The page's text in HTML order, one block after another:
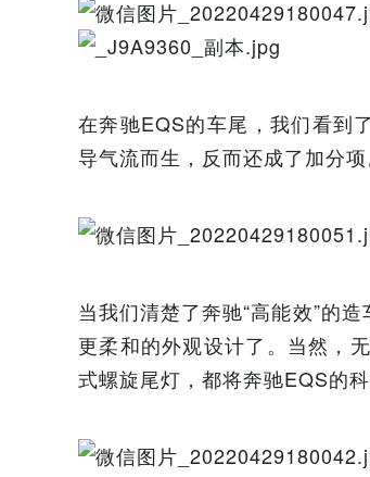
在奔驰EQS的车尾，我们看到
导气流而生，反而还成了加分项
当我们清楚了奔驰“高能效”的
更柔和的外观设计了。当然，
式螺旋尾灯，都将奔驰EQS的